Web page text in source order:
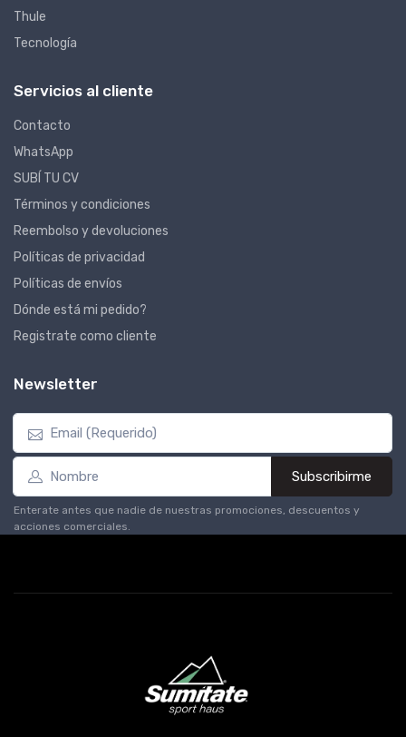
Thule
Tecnología
Servicios al cliente
Contacto
WhatsApp
SUBÍ TU CV
Términos y condiciones
Reembolso y devoluciones
Políticas de privacidad
Políticas de envíos
Dónde está mi pedido?
Registrate como cliente
Newsletter
Subscribirme
Enterate antes que nadie de nuestras promociones, descuentos y
acciones comerciales.